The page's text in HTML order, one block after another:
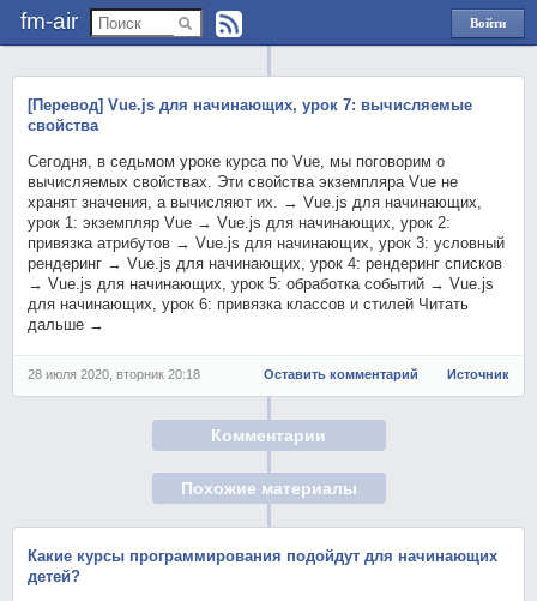
fm-air
Войти
через
[Перевод] Vue.js для начинающих, урок 7: вычисляемые
свойства
Сегодня, в седьмом уроке курса по Vue, мы поговорим о
вычисляемых свойствах. Эти свойства экземпляра Vue не
хранят значения, а вычисляют их. → Vue.js для начинающих,
урок 1: экземпляр Vue → Vue.js для начинающих, урок 2:
привязка атрибутов → Vue.js для начинающих, урок 3: условный
рендеринг → Vue.js для начинающих, урок 4: рендеринг списков
→ Vue.js для начинающих, урок 5: обработка событий → Vue.js
для начинающих, урок 6: привязка классов и стилей Читать
дальше →
28 июля 2020, вторник 20:18 Оставить комментарий Источник
Комментарии
Похожие материалы
Какие курсы программирования подойдут для начинающих
детей?